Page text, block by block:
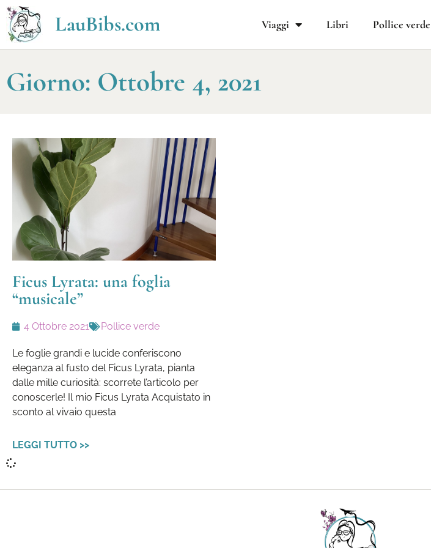
LauBibs.com Viaggi Libri Pollice verde
Giorno: Ottobre 4, 2021
Ficus Lyrata: una foglia
“musicale”
4 Ottobre 2021 Pollice verde
Le foglie grandi e lucide conferiscono
eleganza al fusto del Ficus Lyrata, pianta
dalle mille curiosità: scorrete l’articolo per
conoscerle! Il mio Ficus Lyrata Acquistato in
sconto al vivaio questa
LEGGI TUTTO >>